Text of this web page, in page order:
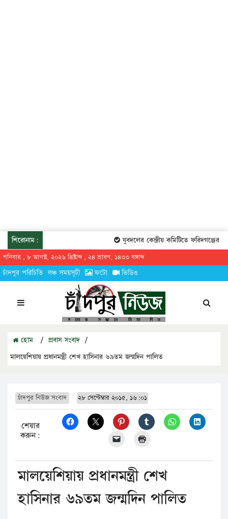
শিরোনাম: যুবদলের কেন্দ্রীয় কমিটিতে ফরিদগঞ্জের
শনিবার , ৮ আগস্ট, ২০২৬ খ্রিষ্টাব্দ , ২৪ শ্রাবণ, ১৪৩৩ বঙ্গাব্দ
চাঁদপুর পরিচিতি লঞ্চ সময়সূচী ফটো ভিডিও
হোম / প্রবাস সংবাদ /
মালয়েশিয়ায় প্রধানমন্ত্রী শেখ হাসিনার ৬৯তম জন্মদিন পালিত
চাঁদপুর নিউজ সংবাদ ২৮ সেপ্টেম্বার ২০১৫, ১৬:০১
শেয়ার
করুন:
মালয়েশিয়ায় প্রধানমন্ত্রী শেখ
হাসিনার ৬৯তম জন্মদিন পালিত